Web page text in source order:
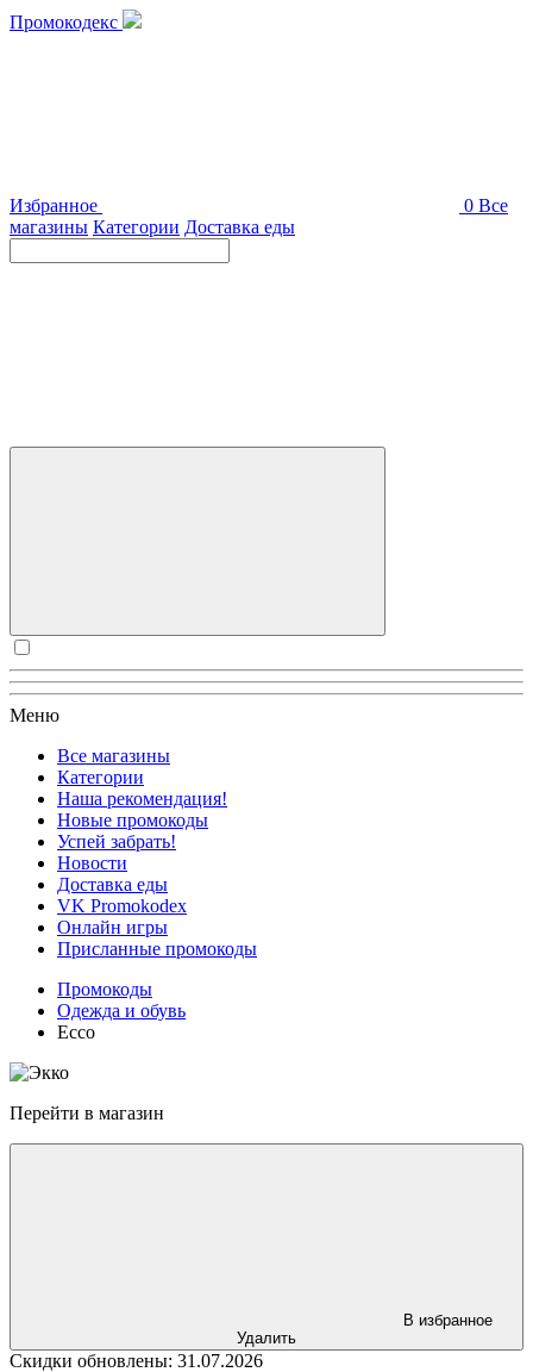
Промокодекс
Избранное 0 Все
магазины Категории Доставка еды
Меню
Все магазины
Категории
Наша рекомендация!
Новые промокоды
Успей забрать!
Новости
Доставка еды
VK Promokodex
Онлайн игры
Присланные промокоды
Промокоды
Одежда и обувь
Ecco
Перейти в магазин
В избранное
Удалить
Скидки обновлены: 31.07.2026